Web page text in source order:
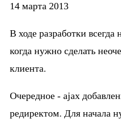
14 марта 2013
В ходе разработки всегда
когда нужно сделать
клиента.
Очередное - ajax
редиректом. Для начала